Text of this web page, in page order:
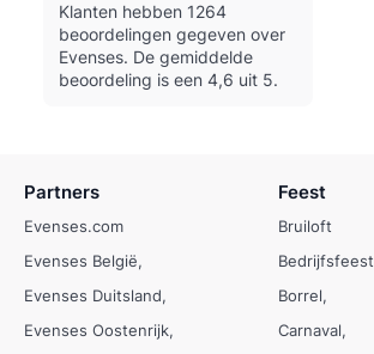
Klanten hebben 1264
beoordelingen gegeven over
Evenses. De gemiddelde
beoordeling is een 4,6 uit 5.
Partners
Evenses.com
Evenses België
Evenses Duitsland
Evenses Oostenrijk
Feest
Bruiloft
Bedrijfsfeest
Borrel
Carnaval